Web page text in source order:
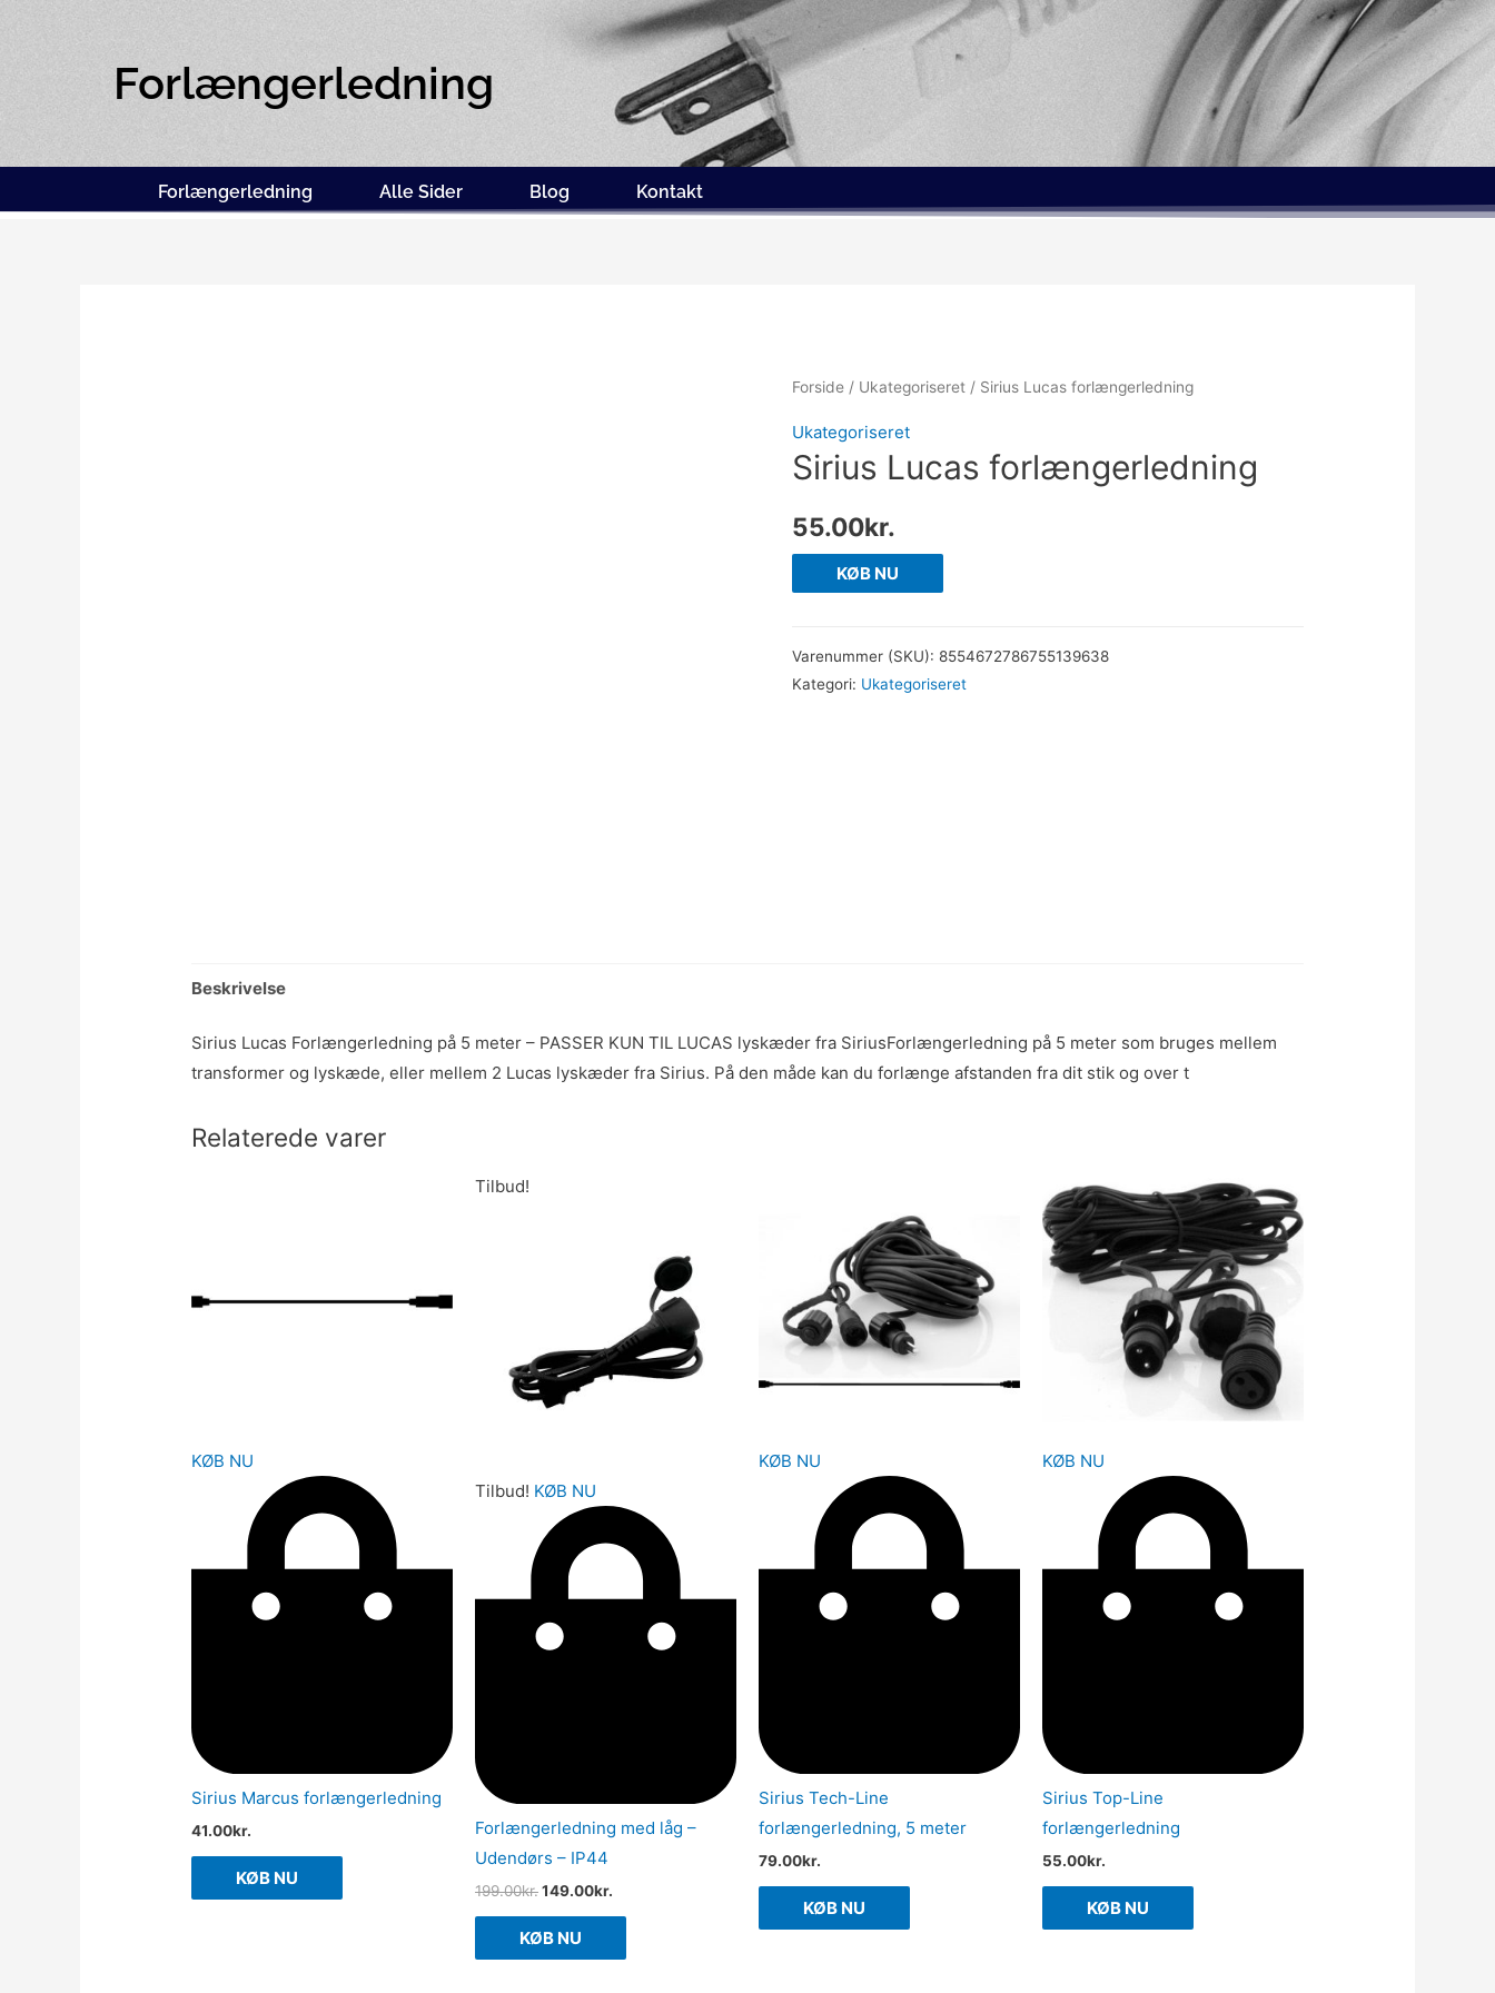
Forlængerledning
Forlængerledning Alle Sider Blog Kontakt
Forside / Ukategoriseret / Sirius Lucas forlængerledning
Ukategoriseret
Sirius Lucas forlængerledning
55.00kr.
KØB NU
Varenummer (SKU): 8554672786755139638
Kategori: Ukategoriseret
Beskrivelse
Sirius Lucas Forlængerledning på 5 meter – PASSER KUN TIL LUCAS lyskæder fra SiriusForlængerledning på 5 meter som bruges mellem
transformer og lyskæde, eller mellem 2 Lucas lyskæder fra Sirius. På den måde kan du forlænge afstanden fra dit stik og over t
Relaterede varer
KØB NU
Sirius Marcus forlængerledning
41.00kr.
KØB NU
Tilbud!
Tilbud! KØB NU
Forlængerledning med låg –
Udendørs – IP44
199.00kr.149.00kr.
KØB NU
KØB NU
Sirius Tech-Line
forlængerledning, 5 meter
79.00kr.
KØB NU
KØB NU
Sirius Top-Line
forlængerledning
55.00kr.
KØB NU